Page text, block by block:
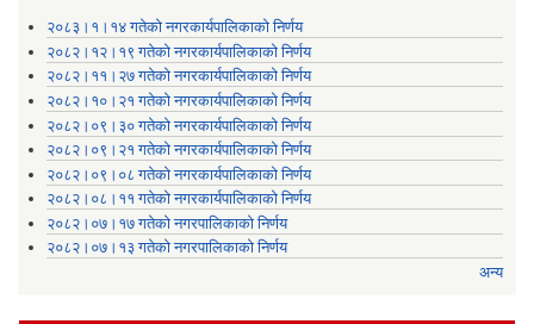
२०८३।१।१४ गतेको नगरकार्यपालिकाको निर्णय
२०८२।१२।१९ गतेको नगरकार्यपालिकाको निर्णय
२०८२।११।२७ गतेको नगरकार्यपालिकाको निर्णय
२०८२।१०।२१ गतेको नगरकार्यपालिकाको निर्णय
२०८२।०९।३० गतेको नगरकार्यपालिकाको निर्णय
२०८२।०९।२१ गतेको नगरकार्यपालिकाको निर्णय
२०८२।०९।०८ गतेको नगरकार्यपालिकाको निर्णय
२०८२।०८।११ गतेको नगरकार्यपालिकाको निर्णय
२०८२।०७।१७ गतेको नगरपालिकाको निर्णय
२०८२।०७।१३ गतेको नगरपालिकाको निर्णय
अन्य